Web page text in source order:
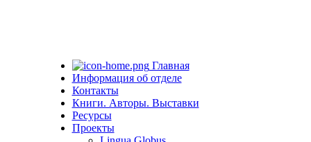
Главная
Информация об отделе
Контакты
Книги. Авторы. Выставки
Ресурсы
Проекты